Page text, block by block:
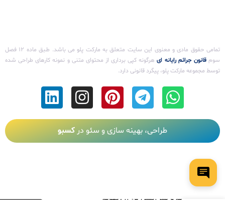
تمامی حقوق مادی و معنوی این سایت متعلق به مارکت پلو می باشد. طـبق ماده ۱۲ فصل
سوم ‌قانون جرائم رایانه ایهرگونه کپی برداری از محتوای متنی و نمونه کارهای طراحی شده
توسط مجموعه مارکت پلو، پیگرد قانونی دارد.
طراحی، بهینه سازی و سئو در کسبو